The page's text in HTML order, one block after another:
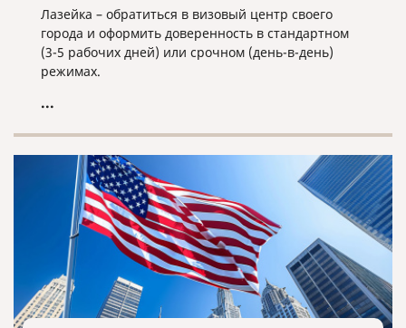
Лазейка – обратиться в визовый центр своего
города и оформить доверенность в стандартном
(3-5 рабочих дней) или срочном (день-в-день)
режимах.
...